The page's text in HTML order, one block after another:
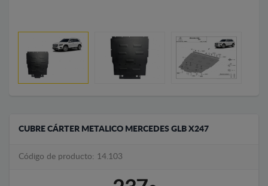
CUBRE CÁRTER METALICO MERCEDES GLB X247
Código de producto: 14.103